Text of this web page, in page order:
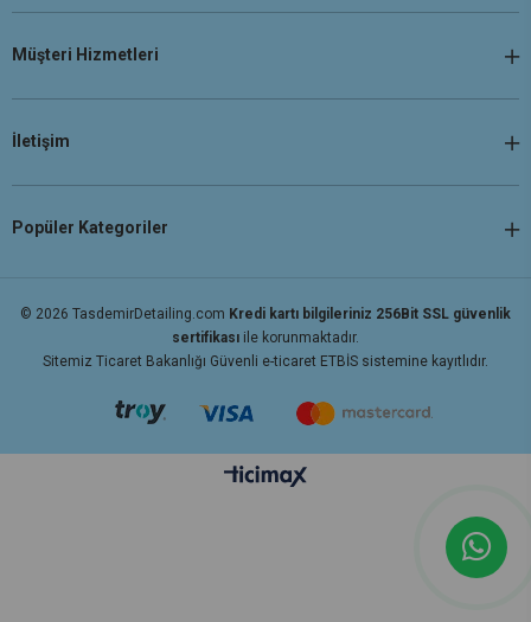
Müşteri Hizmetleri
İletişim
Popüler Kategoriler
© 2026 TasdemirDetailing.com Kredi kartı bilgileriniz 256Bit SSL güvenlik
sertifikası ile korunmaktadır.
Sitemiz Ticaret Bakanlığı Güvenli e-ticaret ETBİS sistemine kayıtlıdır.